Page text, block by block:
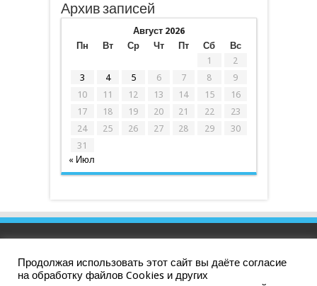
Архив записей
Август 2026
Пн
Вт Ср Чт Пт Сб
Вс
1
2
3
4 5 6 7 8
9
10
11 12 13 14 15
16
17
18 19 20 21 22
23
24
25 26 27 28 29
30
31
« Июл
Политика конфиденциальности| СОУТ
Продолжая использовать этот сайт вы даёте согласие
на обработку файлов Cookies и других